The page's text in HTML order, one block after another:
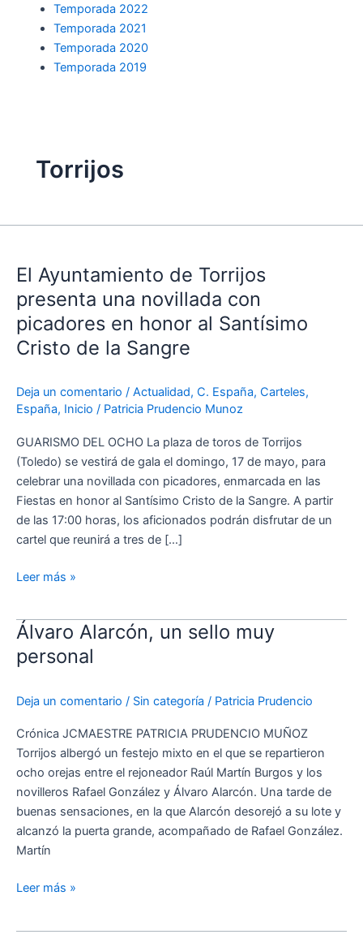
Temporada 2022
Temporada 2021
Temporada 2020
Temporada 2019
Torrijos
El Ayuntamiento de Torrijos
presenta una novillada con
picadores en honor al Santísimo
Cristo de la Sangre
Deja un comentario / Actualidad, C. España, Carteles,
España, Inicio / Patricia Prudencio Munoz
GUARISMO DEL OCHO La plaza de toros de Torrijos
(Toledo) se vestirá de gala el domingo, 17 de mayo, para
celebrar una novillada con picadores, enmarcada en las
Fiestas en honor al Santísimo Cristo de la Sangre. A partir
de las 17:00 horas, los aficionados podrán disfrutar de un
cartel que reunirá a tres de […]
de
Torrijos
presenta
una
novillada
picadores
en
al
Santísimo
Cristo
de
la
Sangre
Leer más »
Álvaro Alarcón, un sello muy
personal
Deja un comentario / Sin categoría / Patricia Prudencio
Crónica JCMAESTRE PATRICIA PRUDENCIO MUÑOZ
Torrijos albergó un festejo mixto en el que se repartieron
ocho orejas entre el rejoneador Raúl Martín Burgos y los
novilleros Rafael González y Álvaro Alarcón. Una tarde de
buenas sensaciones, en la que Alarcón desorejó a su lote y
alcanzó la puerta grande, acompañado de Rafael González.
Martín
Álvaro
Alarcón,
un
muy
personal
Leer más »